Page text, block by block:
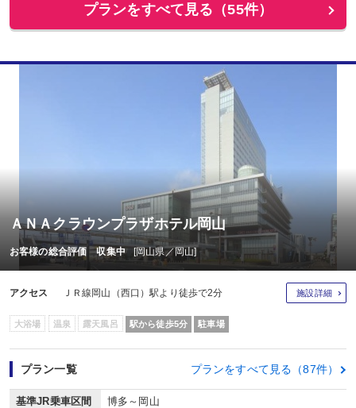
プランをすべて見る（55件）
ＡＮＡクラウンプラザホテル岡山
お客様の総合評価 収集中 [岡山県／岡山]
アクセス ＪＲ線岡山（西口）駅より徒歩で2分 施設詳細
大浴場 温泉 露天風呂 駅から徒歩5分 駐車場
プラン一覧 プランをすべて見る（87件）
基準JR乗車区間 博多～岡山